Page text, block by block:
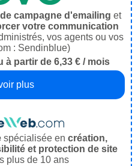
campagne d'emailing et
votre communication
vos agents ou vos
: Sendinblue)
à partir de 6,33 € / mois
plus
spécialisée en création,
et protection de site
plus de 10 ans